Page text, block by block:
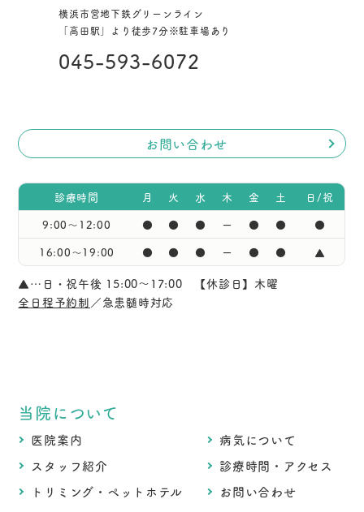
横浜市営地下鉄グリーンライン
「高田駅」より徒歩7分※駐車場あり
045-593-6072
お問い合わせ
診療時間 月 火 水 木 金 土
日/祝
9:00〜12:00
● ● ● ー ● ●
●
16:00〜19:00
● ● ● ー ● ● ▲
▲…日・祝午後 15:00～17:00 【休診日】木曜
全日程予約制／急患髄時対応
当院について
医院案内
スタッフ紹介
トリミング・ペットホテル
病気について
診療時間・アクセス
お問い合わせ